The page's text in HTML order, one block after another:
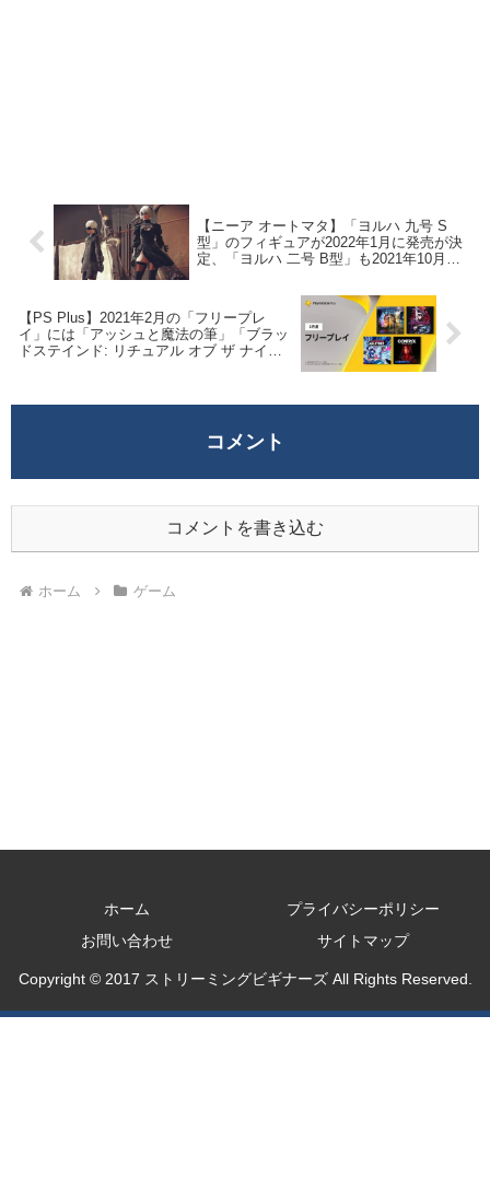
【ニーア オートマタ】「ヨルハ 九号 S
型」のフィギュアが2022年1月に発売が決
定、「ヨルハ 二号 B型」も2021年10月に
【PS Plus】2021年2月の「フリープレ
イ」には「アッシュと魔法の筆」「ブラッ
ドステインド: リチュアル オブ ザ ナイ
コメント
コメントを書き込む
ホーム ゲーム
ホーム
プライバシーポリシー
お問い合わせ
サイトマップ
Copyright © 2017 ストリーミングビギナーズ All Rights Reserved.